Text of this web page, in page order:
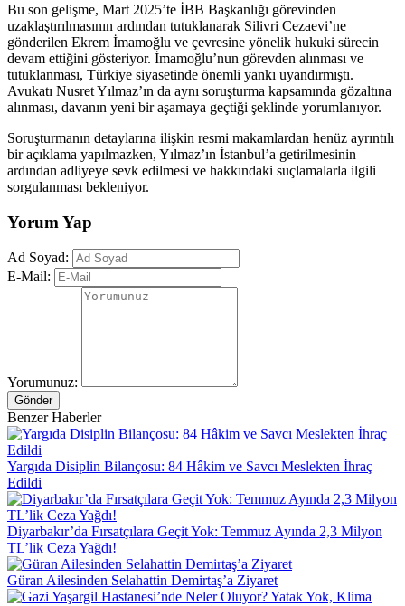
Bu son gelişme, Mart 2025’te İBB Başkanlığı görevinden
uzaklaştırılmasının ardından tutuklanarak Silivri Cezaevi’ne
gönderilen Ekrem İmamoğlu ve çevresine yönelik hukuki sürecin
devam ettiğini gösteriyor. İmamoğlu’nun görevden alınması ve
tutuklanması, Türkiye siyasetinde önemli yankı uyandırmıştı.
Avukatı Nusret Yılmaz’ın da aynı soruşturma kapsamında gözaltına
alınması, davanın yeni bir aşamaya geçtiği şeklinde yorumlanıyor.
Soruşturmanın detaylarına ilişkin resmi makamlardan henüz ayrıntılı
bir açıklama yapılmazken, Yılmaz’ın İstanbul’a getirilmesinin
ardından adliyeye sevk edilmesi ve hakkındaki suçlamalarla ilgili
sorgulanması bekleniyor.
Yorum Yap
Ad Soyad:
E-Mail:
Yorumunuz:
Gönder
Benzer Haberler
Yargıda Disiplin Bilançosu: 84 Hâkim ve Savcı Meslekten İhraç
Edildi
Diyarbakır’da Fırsatçılara Geçit Yok: Temmuz Ayında 2,3 Milyon
TL’lik Ceza Yağdı!
Güran Ailesinden Selahattin Demirtaş’a Ziyaret